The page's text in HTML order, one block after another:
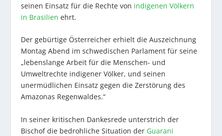
seinen Einsatz für die Rechte von indigenen Völkern
in Brasilien ehrt.
Der gebürtige Österreicher erhielt die Auszeichnung
Montag Abend im schwedischen Parlament für seine
„lebenslange Arbeit für die Menschen- und
Umweltrechte indigener Völker, und seinen
unermüdlichen Einsatz gegen die Zerstörung des
Amazonas Regenwaldes.“
In seiner kritischen Dankesrede unterstrich der
Bischof die bedrohliche Situation der Guarani